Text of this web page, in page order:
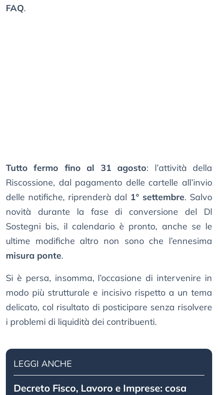
FAQ.
Tutto fermo fino al 31 agosto: l’attività della
Riscossione, dal pagamento delle cartelle all’invio
delle notifiche, riprenderà dal 1° settembre. Salvo
novità durante la fase di conversione del Dl
Sostegni bis, il calendario è pronto, anche se le
ultime modifiche altro non sono che l’ennesima
misura ponte.
Si è persa, insomma, l’occasione di intervenire in
modo più strutturale e incisivo rispetto a un tema
delicato, col risultato di posticipare senza risolvere
i problemi di liquidità dei contribuenti.
LEGGI ANCHE
Decreto Fisco, Lavoro e Imprese: cosa